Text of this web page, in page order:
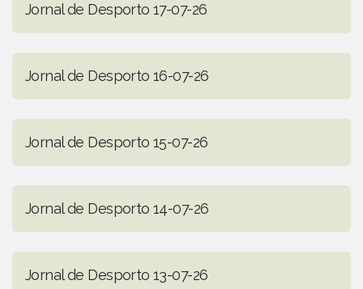
Jornal de Desporto 17-07-26
Jornal de Desporto 16-07-26
Jornal de Desporto 15-07-26
Jornal de Desporto 14-07-26
Jornal de Desporto 13-07-26